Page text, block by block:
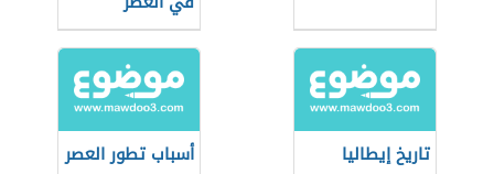
الجاهلي
تاريخ إيطاليا
أسباب تطور العصر